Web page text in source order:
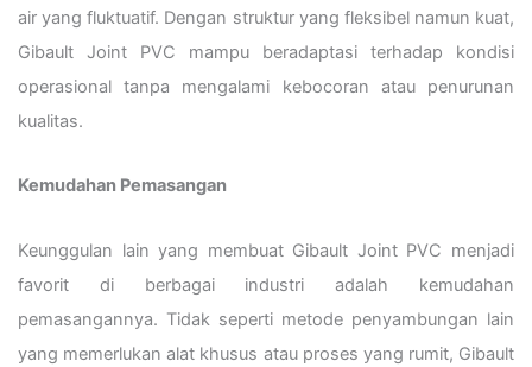
air yang fluktuatif. Dengan struktur yang fleksibel namun kuat,
Gibault Joint PVC mampu beradaptasi terhadap kondisi
operasional tanpa mengalami kebocoran atau penurunan
kualitas.
Kemudahan Pemasangan
Keunggulan lain yang membuat Gibault Joint PVC menjadi
favorit di berbagai industri adalah kemudahan
pemasangannya. Tidak seperti metode penyambungan lain
yang memerlukan alat khusus atau proses yang rumit, Gibault